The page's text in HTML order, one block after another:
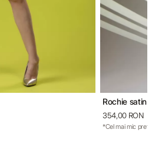
Rochie satin
354,00 RON
*Cel mai mic preț